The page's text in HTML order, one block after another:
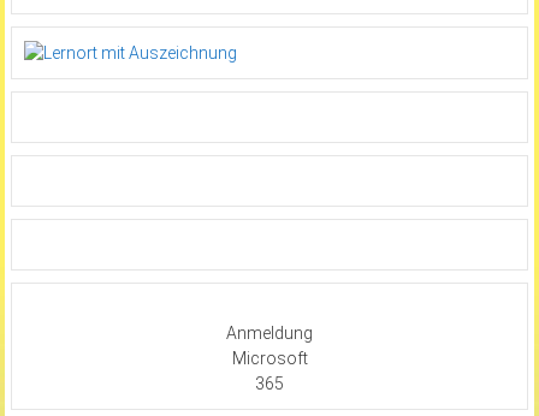
Anmeldung
Microsoft
365